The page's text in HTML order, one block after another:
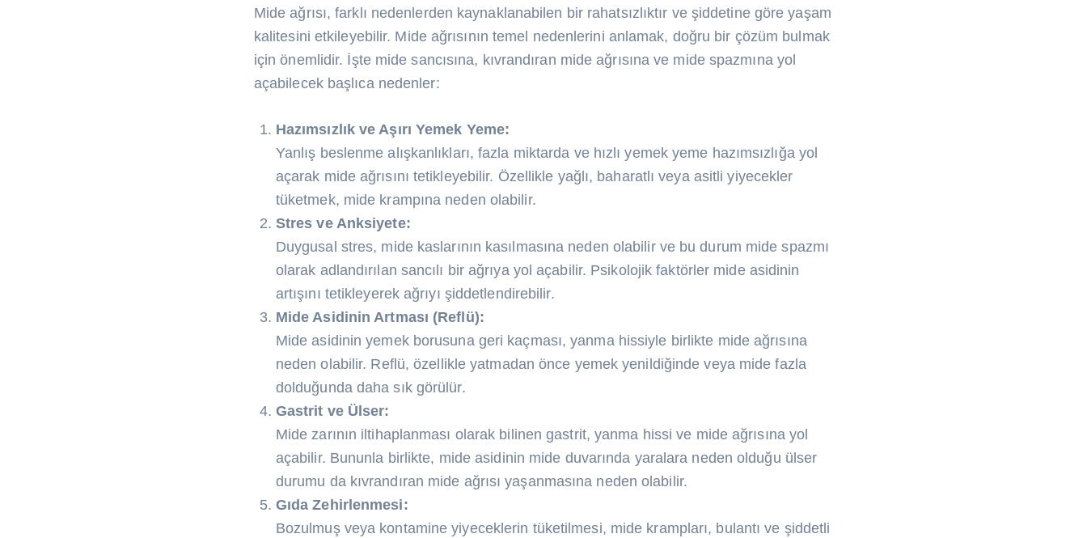
Mide ağrısı, farklı nedenlerden kaynaklanabilen bir rahatsızlıktır ve şiddetine göre yaşam
kalitesini etkileyebilir. Mide ağrısının temel nedenlerini anlamak, doğru bir çözüm bulmak
için önemlidir. İşte mide sancısına, kıvrandıran mide ağrısına ve mide spazmına yol
açabilecek başlıca nedenler:
Hazımsızlık ve Aşırı Yemek Yeme:
Yanlış beslenme alışkanlıkları, fazla miktarda ve hızlı yemek yeme hazımsızlığa yol
açarak mide ağrısını tetikleyebilir. Özellikle yağlı, baharatlı veya asitli yiyecekler
tüketmek, mide krampına neden olabilir.
Stres ve Anksiyete:
Duygusal stres, mide kaslarının kasılmasına neden olabilir ve bu durum mide spazmı
olarak adlandırılan sancılı bir ağrıya yol açabilir. Psikolojik faktörler mide asidinin
artışını tetikleyerek ağrıyı şiddetlendirebilir.
Mide Asidinin Artması (Reflü):
Mide asidinin yemek borusuna geri kaçması, yanma hissiyle birlikte mide ağrısına
neden olabilir. Reflü, özellikle yatmadan önce yemek yenildiğinde veya mide fazla
dolduğunda daha sık görülür.
Gastrit ve Ülser:
Mide zarının iltihaplanması olarak bilinen gastrit, yanma hissi ve mide ağrısına yol
açabilir. Bununla birlikte, mide asidinin mide duvarında yaralara neden olduğu ülser
durumu da kıvrandıran mide ağrısı yaşanmasına neden olabilir.
Gıda Zehirlenmesi:
Bozulmuş veya kontamine yiyeceklerin tüketilmesi, mide krampları, bulantı ve şiddetli